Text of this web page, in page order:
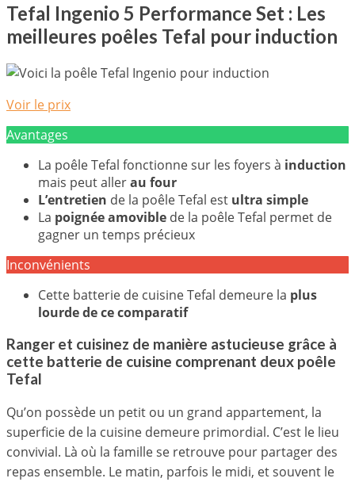
Tefal Ingenio 5 Performance Set : Les
meilleures poêles Tefal pour induction
Voir le prix
Avantages
La poêle Tefal fonctionne sur les foyers à induction
mais peut allerau four
L’entretien de la poêle Tefal est ultra simple
La poignée amovible de la poêle Tefal permet de
gagner un temps précieux
Inconvénients
Cette batterie de cuisine Tefal demeure la plus
lourde de ce comparatif
Ranger et cuisinez de manière astucieuse grâce à
cette batterie de cuisine comprenant deux poêle
Tefal
Qu’on possède un petit ou un grand appartement, la
superficie de la cuisine demeure primordial. C’est le lieu
convivial. Là où la famille se retrouve pour partager des
repas ensemble. Le matin, parfois le midi, et souvent le